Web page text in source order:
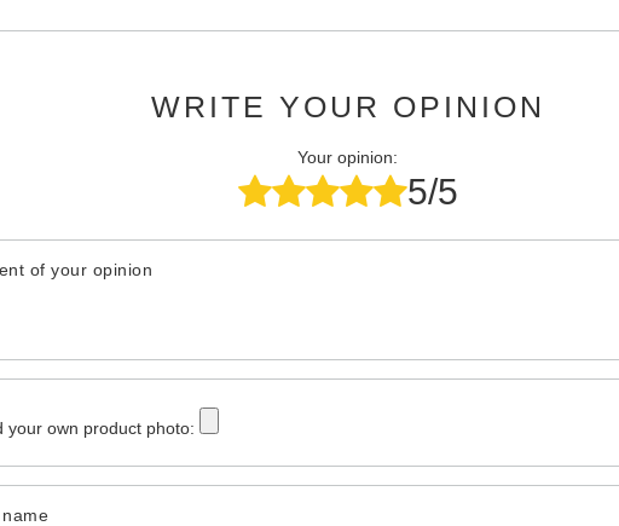
WRITE YOUR OPINION
Your opinion:
5/5
of your opinion
your own product photo: